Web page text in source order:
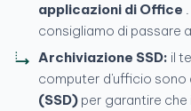
applicazioni di Office
consigliamo di passare a
Archiviazione SSD: il
computer d'ufficio sono
(SSD) per garantire